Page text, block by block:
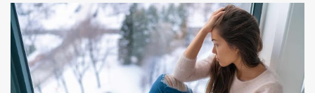
barriga diferente. O projeto ‘Simplesmente’ ainda nem foi lançado
por completo e já ver o público cantando com a gente, show após
show, é algo surreal. Muita gente que nos acompanha, desde os
tempos de ‘Clone’ e ‘Golzinho Quadrado’ e, poder seguir juntos
agora, nessa caminhada com ‘Fraquinho de Aparência’, é